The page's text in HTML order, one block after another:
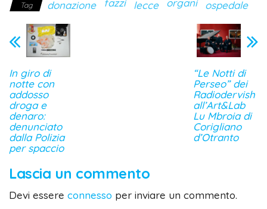
Tag donazione fazzi lecce organi ospedale
In giro di
notte con
addosso
droga e
denaro:
denunciato
dalla Polizia
per spaccio
“Le Notti di
Perseo” dei
Radiodervish
all’Art&Lab
Lu Mbroia di
Corigliano
d’Otranto
Lascia un commento
Devi essere connesso per inviare un commento.